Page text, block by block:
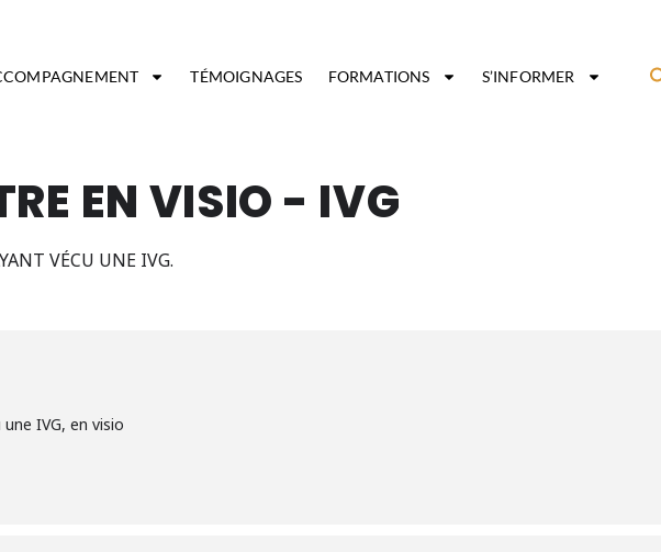
TÉMOIGNAGES FORMATIONS S’INFORMER
EN VISIO - IVG
VÉCU UNE IVG.
IVG, en visio